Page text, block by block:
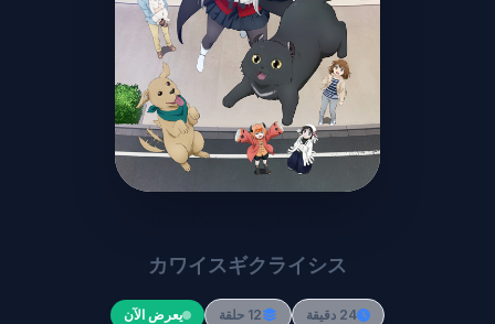
Kawaisugi Crisis
カワイスギクライシス
24 دقيقة 12 حلقة يعرض الآن